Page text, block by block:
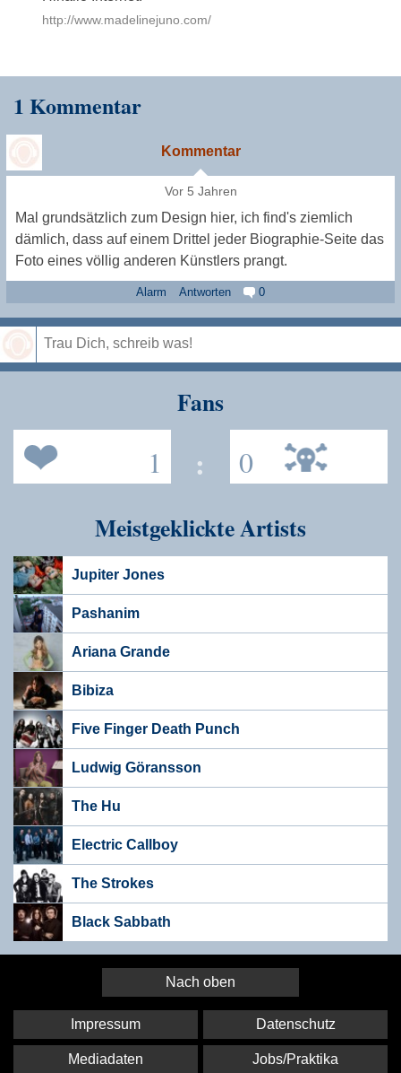
http://www.madelinejuno.com/
1 Kommentar
Kommentar
Vor 5 Jahren
Mal grundsätzlich zum Design hier, ich find's ziemlich
dämlich, dass auf einem Drittel jeder Biographie-Seite das
Foto eines völlig anderen Künstlers prangt.
Alarm Antworten 0
Fans
1 : 0
Meistgeklickte Artists
Jupiter Jones
Pashanim
Ariana Grande
Bibiza
Five Finger Death Punch
Ludwig Göransson
The Hu
Electric Callboy
The Strokes
Black Sabbath
Nach oben
Impressum Datenschutz
Mediadaten Jobs/Praktika